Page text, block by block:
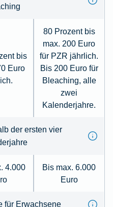
bis
Euro
80 Prozent bis
max. 200 Euro
für PZR jährlich.
Bis 200 Euro für
Bleaching, alle
zwei
Kalenderjahre.
der ersten vier
4.000
Bis max. 6.000
Euro
für Erwachsene